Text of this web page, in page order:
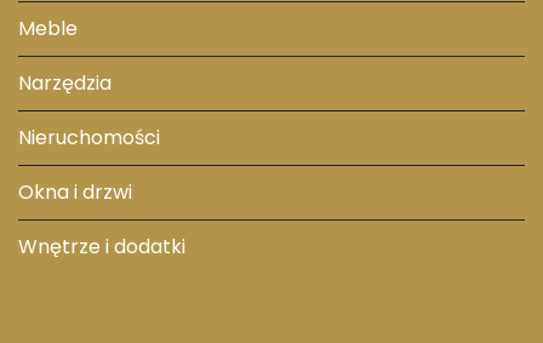
Meble
Narzędzia
Nieruchomości
Okna i drzwi
Wnętrze i dodatki